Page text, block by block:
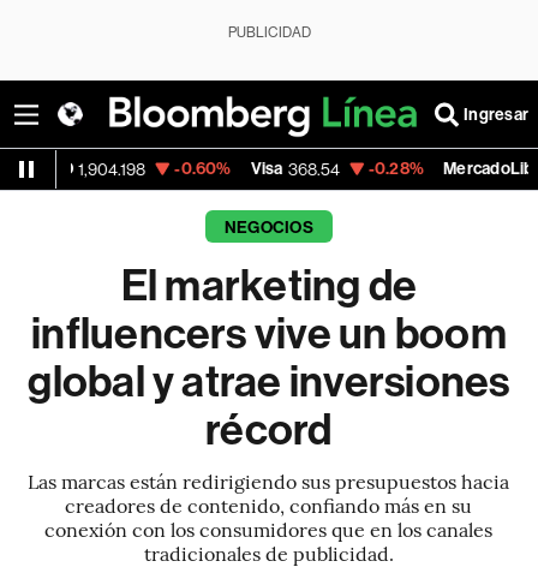
PUBLICIDAD
Ingresar
-0.60% Visa 368.54 -0.28% MercadoLibre 1,924.95
NEGOCIOS
El marketing de
influencers vive un boom
global y atrae inversiones
récord
Las marcas están redirigiendo sus presupuestos hacia
creadores de contenido, confiando más en su
conexión con los consumidores que en los canales
tradicionales de publicidad.